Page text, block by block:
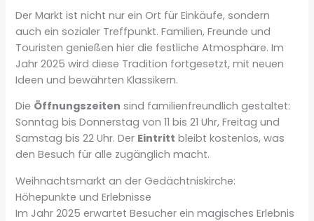
Der Markt ist nicht nur ein Ort für Einkäufe, sondern
auch ein sozialer Treffpunkt. Familien, Freunde und
Touristen genießen hier die festliche Atmosphäre. Im
Jahr 2025 wird diese Tradition fortgesetzt, mit neuen
Ideen und bewährten Klassikern.
Die Öffnungszeiten sind familienfreundlich gestaltet:
Sonntag bis Donnerstag von 11 bis 21 Uhr, Freitag und
Samstag bis 22 Uhr. Der Eintritt bleibt kostenlos, was
den Besuch für alle zugänglich macht.
Weihnachtsmarkt an der Gedächtniskirche:
Höhepunkte und Erlebnisse
Im Jahr 2025 erwartet Besucher ein magisches Erlebnis